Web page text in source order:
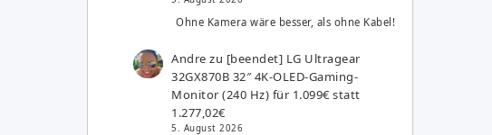
Ohne Kamera wäre besser, als ohne Kabel!
Andre zu [beendet] LG Ultragear
32GX870B 32″ 4K-OLED-Gaming-
Monitor (240 Hz) für 1.099€ statt
1.277,02€
5. August 2026